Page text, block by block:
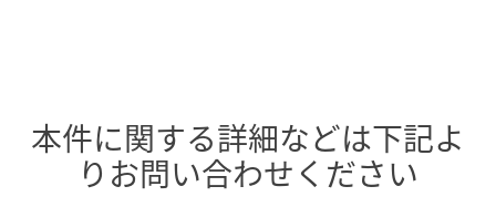
本件に関する詳細などは下記よ
りお問い合わせください